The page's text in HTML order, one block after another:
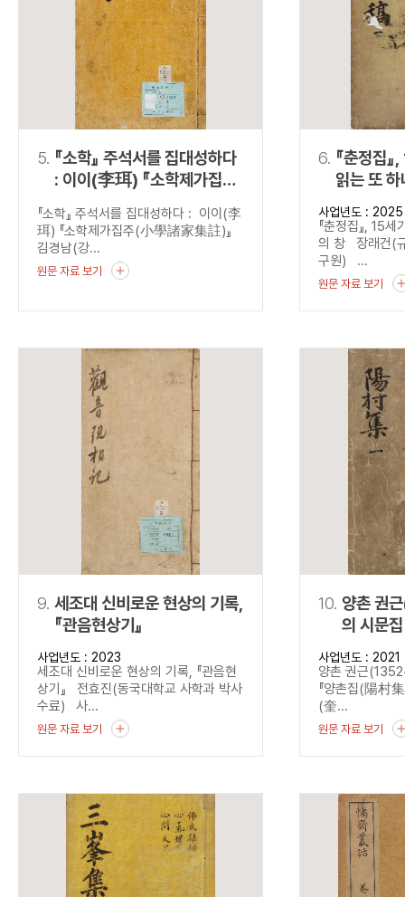
5. 『소학』 주석서를 집대성하다
: 이이(李珥) 『소학제가집주
『소학』 주석서를 집대성하다 : 이이(李
珥) 『소학제가집주(小學諸家集註)』
김경남(강...
원문 자료 보기
6. 『춘정집
읽는 또
사업년도 : 2025
『춘정집』, 15
의 창 장래건(
구원) ...
원문 자료 보기
9. 세조대 신비로운 현상의 기록,
『관음현상기』
사업년도 : 2023
세조대 신비로운 현상의 기록, 『관음현
상기』 전효진(동국대학교 사학과 박사
수료) 사...
원문 자료 보기
10. 양촌 권
의 시문집
사업년도 : 2021
양촌 권근
『양촌집(陽村集
(奎...
원문 자료 보기